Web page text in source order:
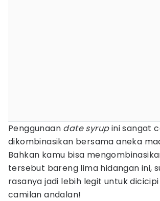
Penggunaan date syrupini sangat
dikombinasikan bersama aneka
Bahkan kamu bisa
tersebut bareng lima hidangan ini,
rasanya jadi lebih legit untuk
camilan andalan!